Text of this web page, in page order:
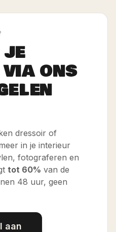
JE
ONS
dressoir of
in je interieur
fotograferen en
tot 60% van de
48 uur, geen
aan